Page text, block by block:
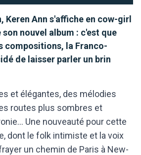
Keren Ann s'affiche en cow-girl
nouvel album : c'est que
compositions, la Franco-
de laisser parler un brin
et élégantes, des mélodies
routes plus sombres et
Une nouveauté pour cette
dont le folk intimiste et la voix
un chemin de Paris à New-